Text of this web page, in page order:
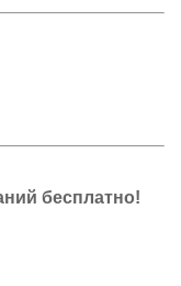
бесплатно!